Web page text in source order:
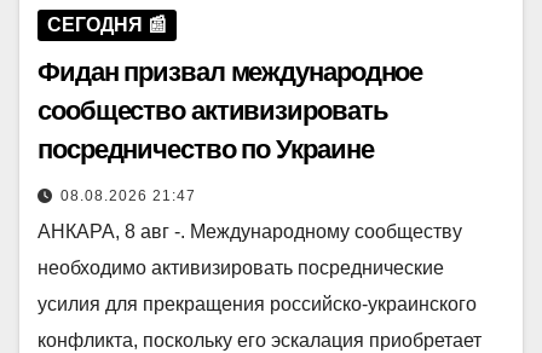
СЕГОДНЯ 📰
Фидан призвал международное
сообщество активизировать
посредничество по Украине
08.08.2026 21:47
АНКАРА, 8 авг -. Международному сообществу
необходимо активизировать посреднические
усилия для прекращения российско-украинского
конфликта, поскольку его эскалация приобретает